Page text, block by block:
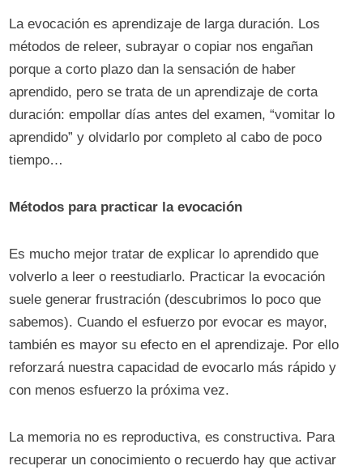
La evocación es aprendizaje de larga duración. Los
métodos de releer, subrayar o copiar nos engañan
porque a corto plazo dan la sensación de haber
aprendido, pero se trata de un aprendizaje de corta
duración: empollar días antes del examen, “vomitar lo
aprendido” y olvidarlo por completo al cabo de poco
tiempo…
Métodos para practicar la evocación
Es mucho mejor tratar de explicar lo aprendido que
volverlo a leer o reestudiarlo. Practicar la evocación
suele generar frustración (descubrimos lo poco que
sabemos). Cuando el esfuerzo por evocar es mayor,
también es mayor su efecto en el aprendizaje. Por ello
reforzará nuestra capacidad de evocarlo más rápido y
con menos esfuerzo la próxima vez.
La memoria no es reproductiva, es constructiva. Para
recuperar un conocimiento o recuerdo hay que activar